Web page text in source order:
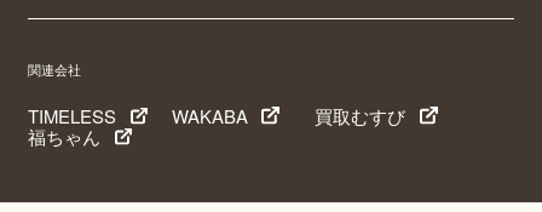
関連会社
TIMELESS WAKABA
買取むすび
福ちゃん